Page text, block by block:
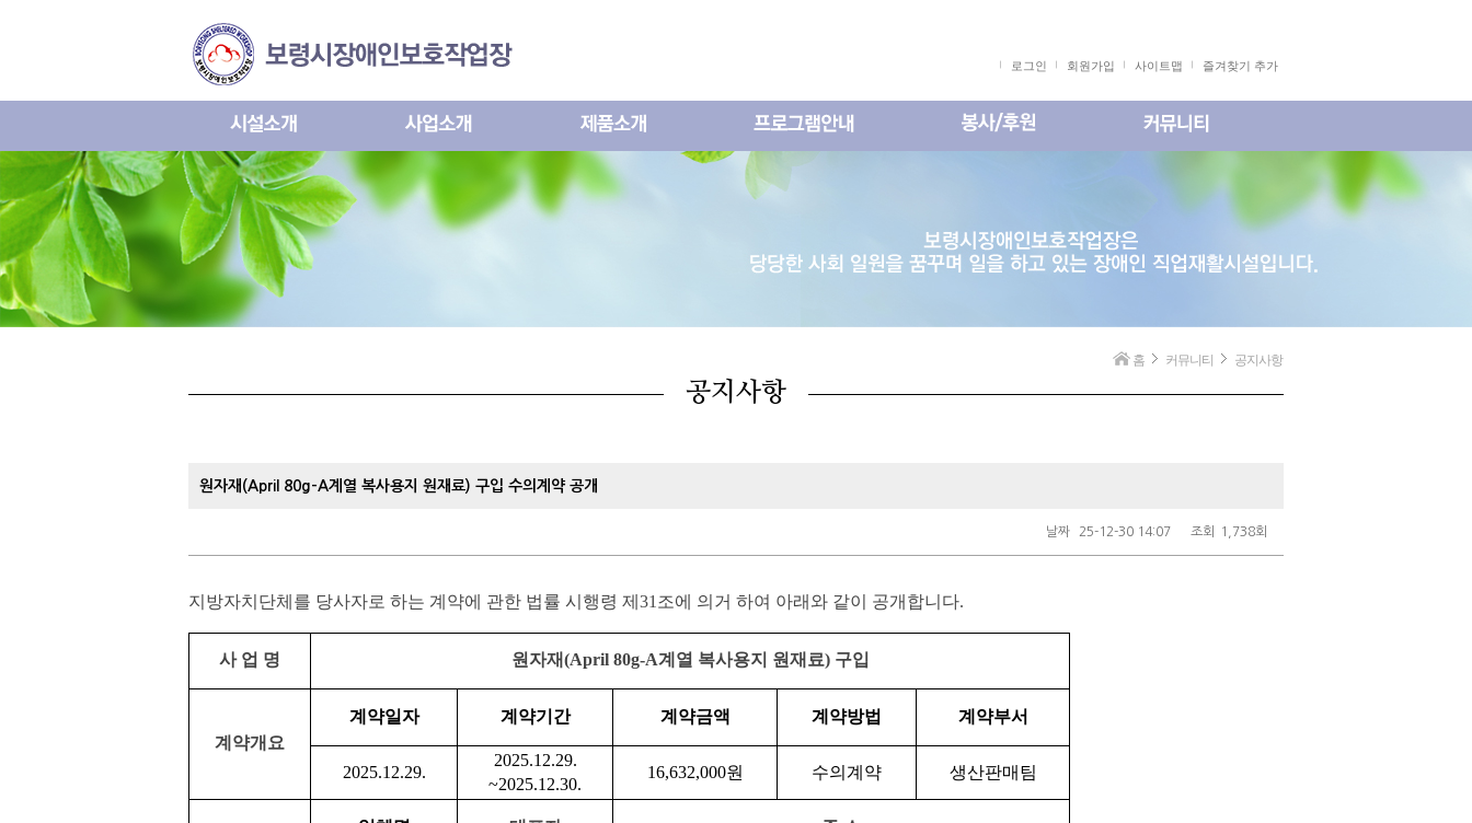
로그인 회원가입 사이트맵 즐겨찾기 추가
홈 커뮤니티 공지사항
공지사항
원자재(April 80g-A계열 복사용지 원재료) 구입 수의계약 공개
날짜 25-12-30 14:07 조회 1,738회
지방자치단체를 당사자로 하는 계약에 관한 법률 시행령 제 31 조에 의거 하여 아래와 같이 공개합니다.
사 업 명 원자재(April 80g-A계열 복사용지 원재료) 구입
계약개요
계약일자 계약기간 계약금액 계약방법 계약부서
2025.12.29.
2025.12.29.
~2025.12.30.
16,632,000원 수의계약 생산판매팀